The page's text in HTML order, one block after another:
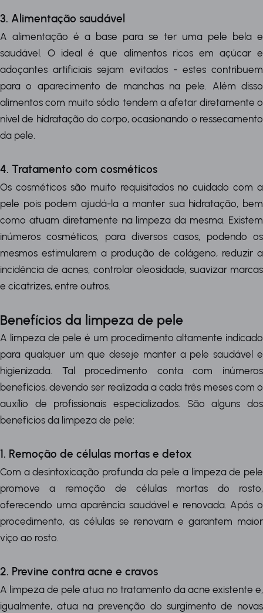
3. Alimentação saudável
A alimentação é a base para se ter uma pele bela e
saudável. O ideal é que alimentos ricos em açúcar e
adoçantes artificiais sejam evitados - estes contribuem
para o aparecimento de manchas na pele. Além disso
alimentos com muito sódio tendem a afetar diretamente o
nível de hidratação do corpo, ocasionando o ressecamento
da pele.
4. Tratamento com cosméticos
Os cosméticos são muito requisitados no cuidado com a
pele pois podem ajudá-la a manter sua hidratação, bem
como atuam diretamente na limpeza da mesma. Existem
inúmeros cosméticos, para diversos casos, podendo os
mesmos estimularem a produção de colágeno, reduzir a
incidência de acnes, controlar oleosidade, suavizar marcas
e cicatrizes, entre outros.
Benefícios da limpeza de pele
A limpeza de pele é um procedimento altamente indicado
para qualquer um que deseje manter a pele saudável e
higienizada. Tal procedimento conta com inúmeros
benefícios, devendo ser realizada a cada três meses com o
auxílio de profissionais especializados. São alguns dos
benefícios da limpeza de pele:
1. Remoção de células mortas e detox
Com a desintoxicação profunda da pele a limpeza de pele
promove a remoção de células mortas do rosto,
oferecendo uma aparência saudável e renovada. Após o
procedimento, as células se renovam e garantem maior
viço ao rosto.
2. Previne contra acne e cravos
A limpeza de pele atua no tratamento da acne existente e,
igualmente, atua na prevenção do surgimento de novas